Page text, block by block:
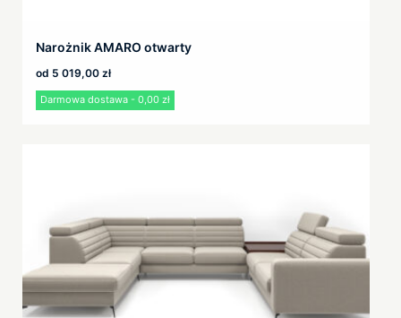
Narożnik AMARO otwarty
od 5 019,00 zł
Darmowa dostawa - 0,00 zł